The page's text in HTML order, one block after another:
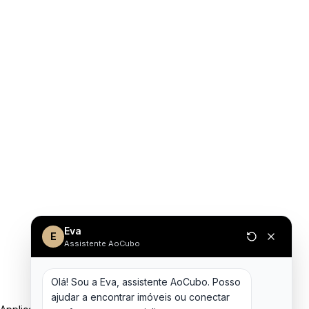
E Eva
Assistente AoCubo
Olá! Sou a Eva, assistente AoCubo. Posso
ajudar a encontrar imóveis ou conectar